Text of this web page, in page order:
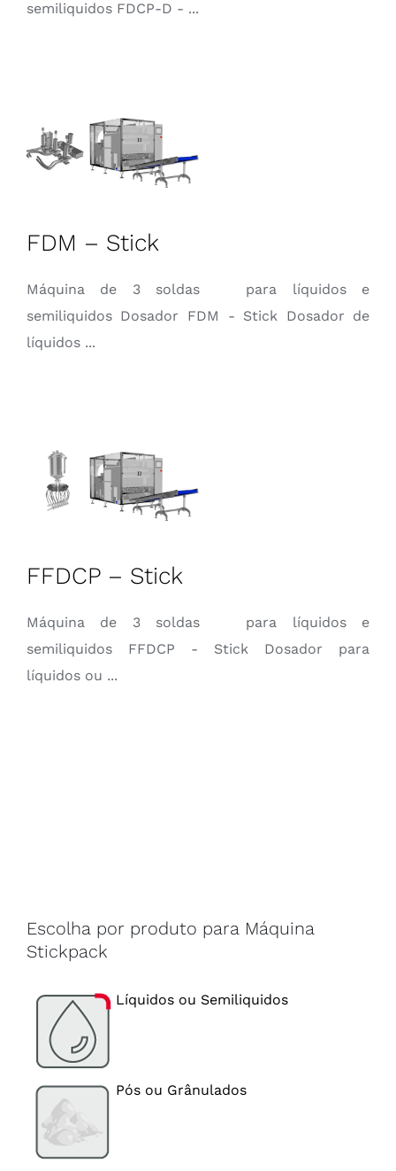
semiliquidos FDCP-D - ...
FDM – Stick
Máquina de 3 soldas para líquidos e
semiliquidos Dosador FDM - Stick Dosador de
líquidos ...
FFDCP – Stick
Máquina de 3 soldas para líquidos e
semiliquidos FFDCP - Stick Dosador para
líquidos ou ...
Escolha por produto para Máquina
Stickpack
Líquidos ou Semiliquidos
Pós ou Grânulados